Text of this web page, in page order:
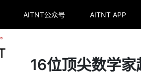
AITNT公众号 AITNT APP
16位顶尖数学